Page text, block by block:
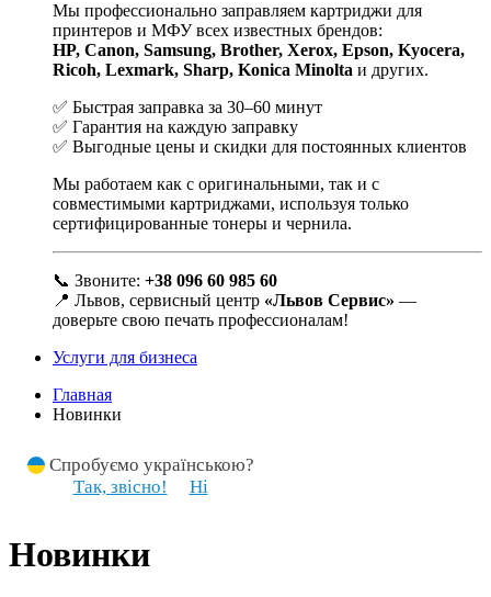
Мы профессионально заправляем картриджи для
принтеров и МФУ всех известных брендов:
HP, Canon, Samsung, Brother, Xerox, Epson, Kyocera,
Ricoh, Lexmark, Sharp, Konica Minolta и других.
✅ Быстрая заправка за 30–60 минут
✅ Гарантия на каждую заправку
✅ Выгодные цены и скидки для постоянных клиентов
Мы работаем как с оригинальными, так и с
совместимыми картриджами, используя только
сертифицированные тонеры и чернила.
📞 Звоните: +38 096 60 985 60
📍 Львов, сервисный центр «Львов Сервис» —
доверьте свою печать профессионалам!
Услуги для бизнеса
Главная
Новинки
Спробуємо українською?
Так, звісно!
Ні
Новинки